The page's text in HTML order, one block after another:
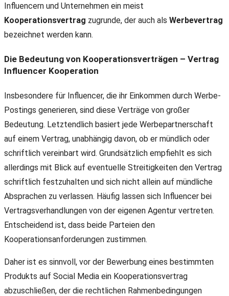
Influencern und Unternehmen ein meist
Kooperationsvertrag zugrunde, der auch als Werbevertrag
bezeichnet werden kann.
Die Bedeutung von Kooperationsverträgen – Vertrag
Influencer Kooperation
Insbesondere für Influencer, die ihr Einkommen durch Werbe-
Postings generieren, sind diese Verträge von großer
Bedeutung. Letztendlich basiert jede Werbepartnerschaft
auf einem Vertrag, unabhängig davon, ob er mündlich oder
schriftlich vereinbart wird. Grundsätzlich empfiehlt es sich
allerdings mit Blick auf eventuelle Streitigkeiten den Vertrag
schriftlich festzuhalten und sich nicht allein auf mündliche
Absprachen zu verlassen. Häufig lassen sich Influencer bei
Vertragsverhandlungen von der eigenen Agentur vertreten.
Entscheidend ist, dass beide Parteien den
Kooperationsanforderungen zustimmen.
Daher ist es sinnvoll, vor der Bewerbung eines bestimmten
Produkts auf Social Media ein Kooperationsvertrag
abzuschließen, der die rechtlichen Rahmenbedingungen